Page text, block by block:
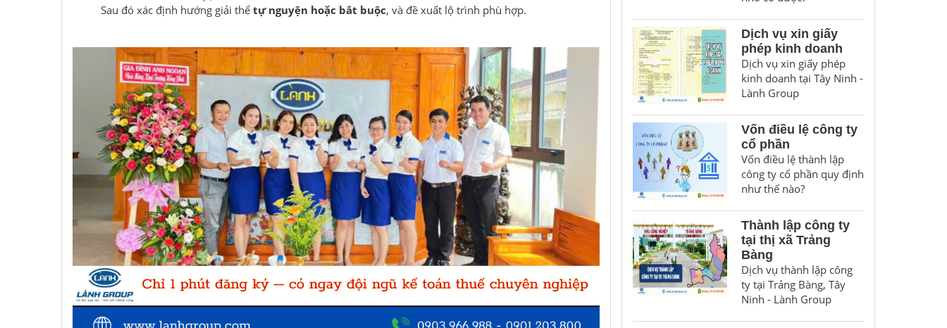
Sau đó xác định hướng giải thể tự nguyện hoặc bắt buộc, và đề xuất lộ trình phù hợp.
Dịch vụ xin giấy
phép kinh doanh
Dịch vụ xin giấy phép
kinh doanh tại Tây Ninh -
Lành Group
Vốn điều lệ công ty
cổ phần
Vốn điều lệ thành lập
công ty cổ phần quy định
như thế nào?
Thành lập công ty
tại thị xã Trảng
Bàng
Dịch vụ thành lập công
ty tại Trảng Bàng, Tây
Ninh - Lành Group